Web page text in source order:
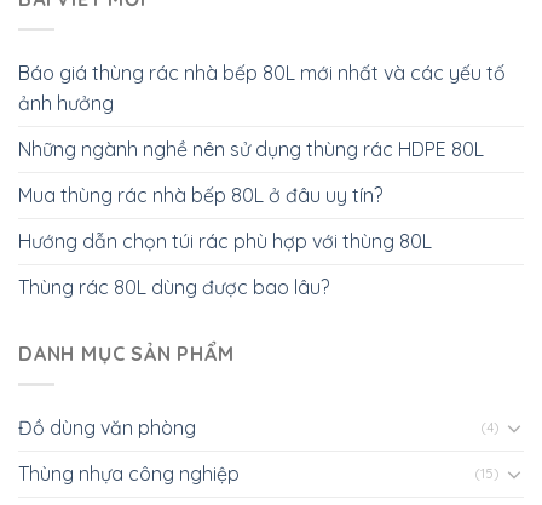
Báo giá thùng rác nhà bếp 80L mới nhất và các yếu tố
ảnh hưởng
Những ngành nghề nên sử dụng thùng rác HDPE 80L
Mua thùng rác nhà bếp 80L ở đâu uy tín?
Hướng dẫn chọn túi rác phù hợp với thùng 80L
Thùng rác 80L dùng được bao lâu?
DANH MỤC SẢN PHẨM
Đồ dùng văn phòng (4)
Thùng nhựa công nghiệp (15)